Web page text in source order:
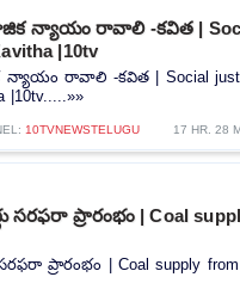
రావాలి -కవిత | Social
|10tv
రావాలి -కవిత | Social
|10tv.....»»
10TVNEWSTELUGU 17 HR. 28
సరఫరా ప్రారంభం | Coal
ప్రారంభం | Coal supply from